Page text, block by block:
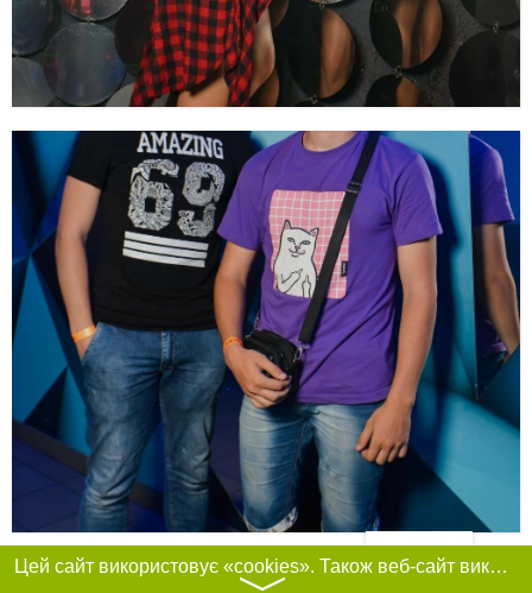
Фільтри
Цей сайт використовує «cookies». Також веб-сайт використовує інтернет-сервіс для збору технічних даних стосовно відвідувачів з метою отримання маркетингової та статистичної інформації. Умови обробки даних відвідувачів сайту див.
〉